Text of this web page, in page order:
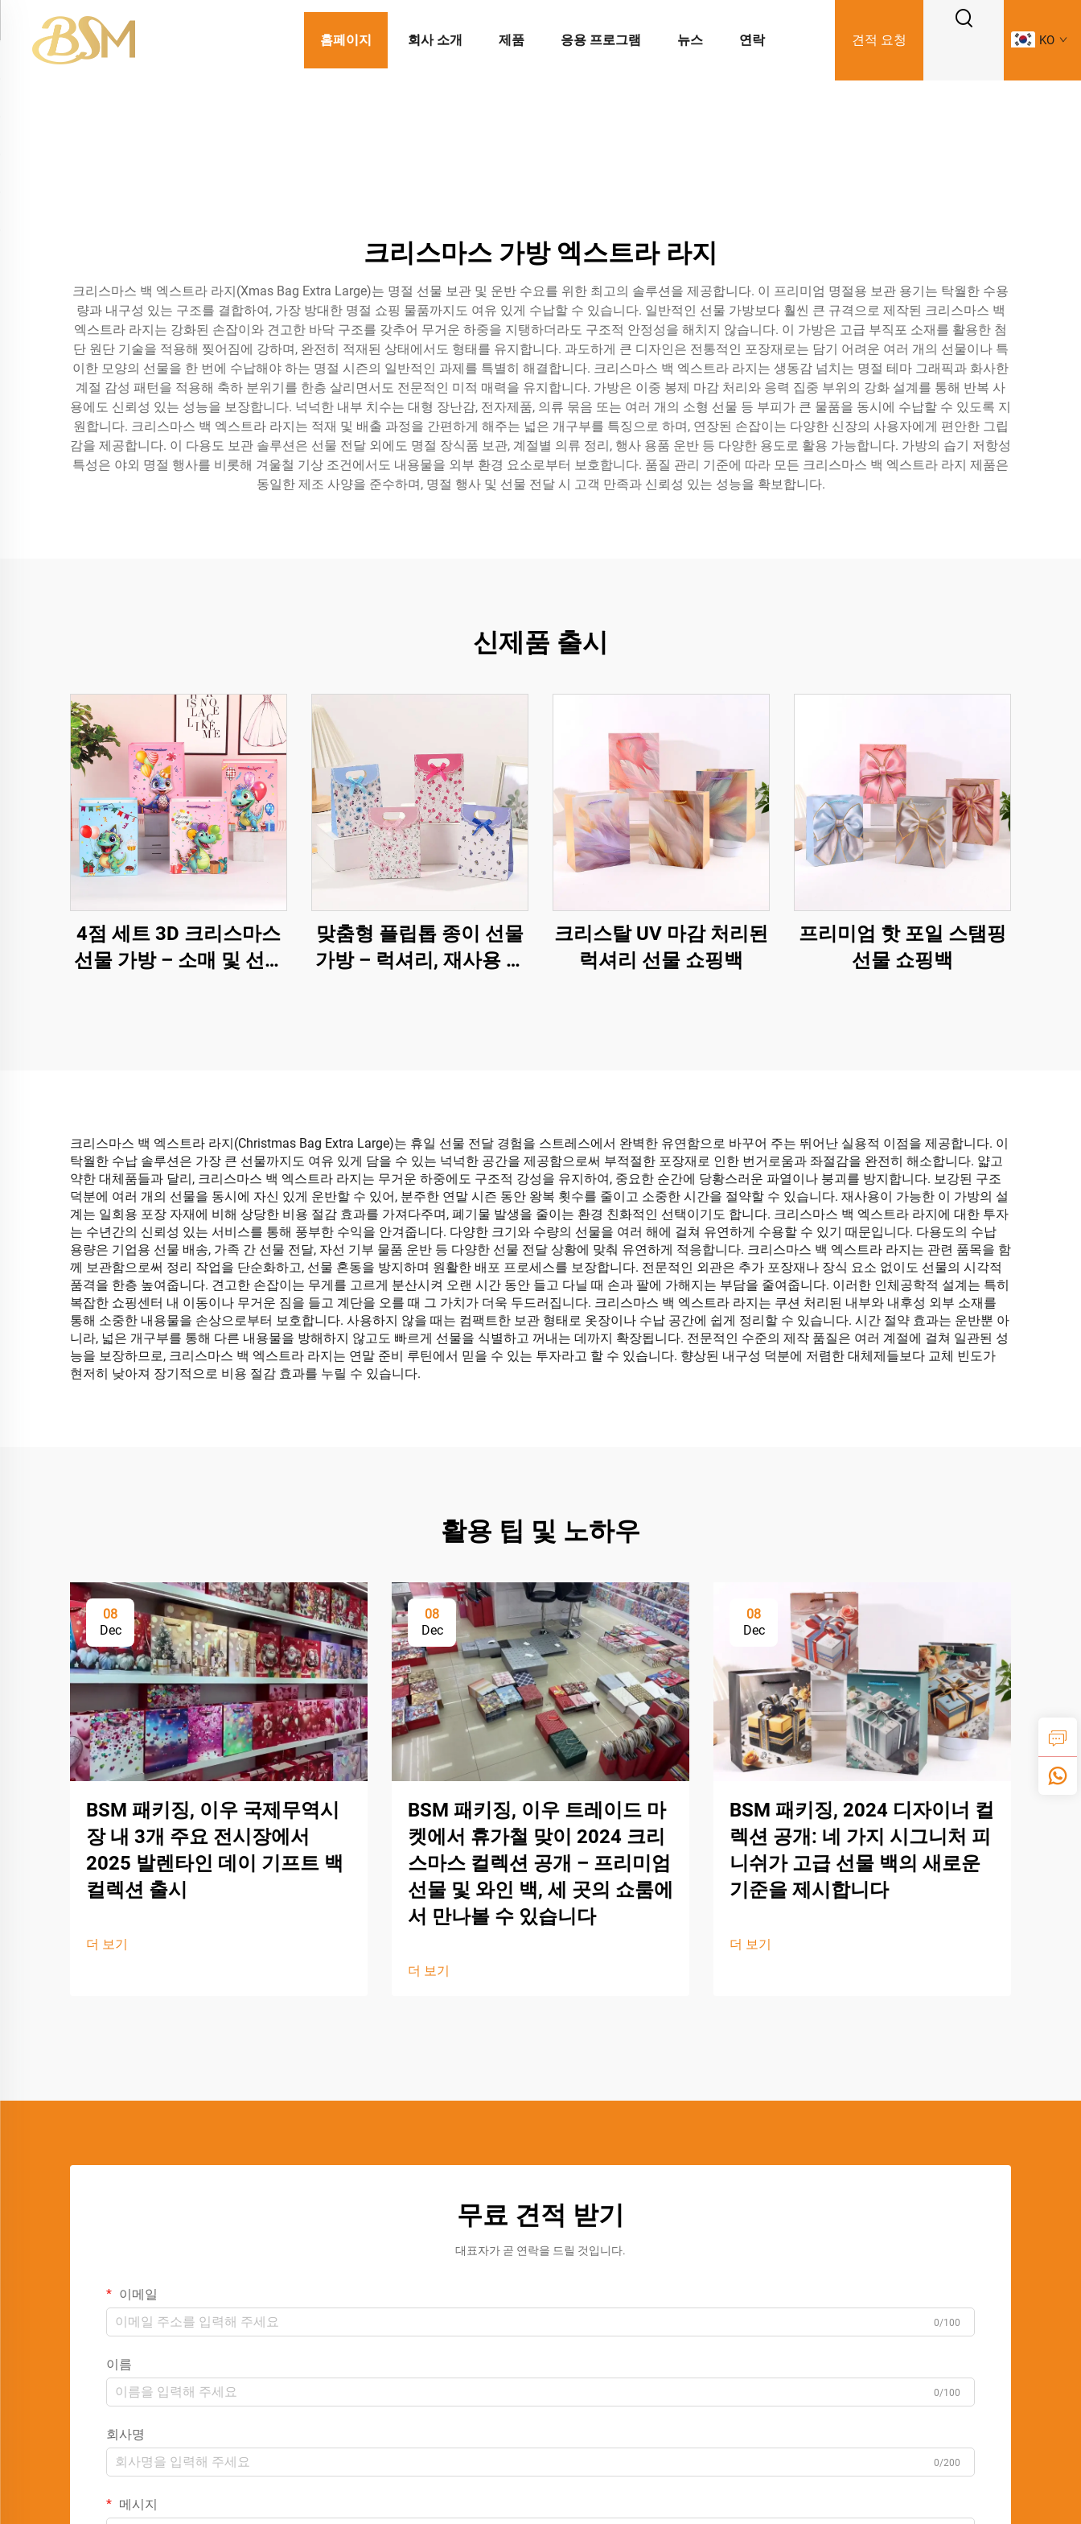
홈페이지 회사 소개 제품 응용 프로그램 뉴스 연락 견적 요청 KO
크리스마스 가방 엑스트라 라지
크리스마스 백 엑스트라 라지(Xmas Bag Extra Large)는 명절 선물 보관 및 운반 수요를 위한 최고의 솔루션을 제공합니다. 이 프리미엄 명절용 보관 용기는 탁월한 수용
량과 내구성 있는 구조를 결합하여, 가장 방대한 명절 쇼핑 물품까지도 여유 있게 수납할 수 있습니다. 일반적인 선물 가방보다 훨씬 큰 규격으로 제작된 크리스마스 백
엑스트라 라지는 강화된 손잡이와 견고한 바닥 구조를 갖추어 무거운 하중을 지탱하더라도 구조적 안정성을 해치지 않습니다. 이 가방은 고급 부직포 소재를 활용한 첨
단 원단 기술을 적용해 찢어짐에 강하며, 완전히 적재된 상태에서도 형태를 유지합니다. 과도하게 큰 디자인은 전통적인 포장재로는 담기 어려운 여러 개의 선물이나 특
이한 모양의 선물을 한 번에 수납해야 하는 명절 시즌의 일반적인 과제를 특별히 해결합니다. 크리스마스 백 엑스트라 라지는 생동감 넘치는 명절 테마 그래픽과 화사한
계절 감성 패턴을 적용해 축하 분위기를 한층 살리면서도 전문적인 미적 매력을 유지합니다. 가방은 이중 봉제 마감 처리와 응력 집중 부위의 강화 설계를 통해 반복 사
용에도 신뢰성 있는 성능을 보장합니다. 넉넉한 내부 치수는 대형 장난감, 전자제품, 의류 묶음 또는 여러 개의 소형 선물 등 부피가 큰 물품을 동시에 수납할 수 있도록 지
원합니다. 크리스마스 백 엑스트라 라지는 적재 및 배출 과정을 간편하게 해주는 넓은 개구부를 특징으로 하며, 연장된 손잡이는 다양한 신장의 사용자에게 편안한 그립
감을 제공합니다. 이 다용도 보관 솔루션은 선물 전달 외에도 명절 장식품 보관, 계절별 의류 정리, 행사 용품 운반 등 다양한 용도로 활용 가능합니다. 가방의 습기 저항성
특성은 야외 명절 행사를 비롯해 겨울철 기상 조건에서도 내용물을 외부 환경 요소로부터 보호합니다. 품질 관리 기준에 따라 모든 크리스마스 백 엑스트라 라지 제품은
동일한 제조 사양을 준수하며, 명절 행사 및 선물 전달 시 고객 만족과 신뢰성 있는 성능을 확보합니다.
신제품 출시
4점 세트 3D 크리스마스
선물 가방 – 소매 및 선물
맞춤형 플립톱 종이 선물
가방 – 럭셔리, 재사용 가
크리스탈 UV 마감 처리된
럭셔리 선물 쇼핑백
프리미엄 핫 포일 스탬핑
선물 쇼핑백
크리스마스 백 엑스트라 라지(Christmas Bag Extra Large)는 휴일 선물 전달 경험을 스트레스에서 완벽한 유연함으로 바꾸어 주는 뛰어난 실용적 이점을 제공합니다. 이
탁월한 수납 솔루션은 가장 큰 선물까지도 여유 있게 담을 수 있는 넉넉한 공간을 제공함으로써 부적절한 포장재로 인한 번거로움과 좌절감을 완전히 해소합니다. 얇고
약한 대체품들과 달리, 크리스마스 백 엑스트라 라지는 무거운 하중에도 구조적 강성을 유지하여, 중요한 순간에 당황스러운 파열이나 붕괴를 방지합니다. 보강된 구조
덕분에 여러 개의 선물을 동시에 자신 있게 운반할 수 있어, 분주한 연말 시즌 동안 왕복 횟수를 줄이고 소중한 시간을 절약할 수 있습니다. 재사용이 가능한 이 가방의 설
계는 일회용 포장 자재에 비해 상당한 비용 절감 효과를 가져다주며, 폐기물 발생을 줄이는 환경 친화적인 선택이기도 합니다. 크리스마스 백 엑스트라 라지에 대한 투자
는 수년간의 신뢰성 있는 서비스를 통해 풍부한 수익을 안겨줍니다. 다양한 크기와 수량의 선물을 여러 해에 걸쳐 유연하게 수용할 수 있기 때문입니다. 다용도의 수납
용량은 기업용 선물 배송, 가족 간 선물 전달, 자선 기부 물품 운반 등 다양한 선물 전달 상황에 맞춰 유연하게 적응합니다. 크리스마스 백 엑스트라 라지는 관련 품목을 함
께 보관함으로써 정리 작업을 단순화하고, 선물 혼동을 방지하며 원활한 배포 프로세스를 보장합니다. 전문적인 외관은 추가 포장재나 장식 요소 없이도 선물의 시각적
품격을 한층 높여줍니다. 견고한 손잡이는 무게를 고르게 분산시켜 오랜 시간 동안 들고 다닐 때 손과 팔에 가해지는 부담을 줄여줍니다. 이러한 인체공학적 설계는 특히
복잡한 쇼핑센터 내 이동이나 무거운 짐을 들고 계단을 오를 때 그 가치가 더욱 두드러집니다. 크리스마스 백 엑스트라 라지는 쿠션 처리된 내부와 내후성 외부 소재를
통해 소중한 내용물을 손상으로부터 보호합니다. 사용하지 않을 때는 컴팩트한 보관 형태로 옷장이나 수납 공간에 쉽게 정리할 수 있습니다. 시간 절약 효과는 운반뿐 아
니라, 넓은 개구부를 통해 다른 내용물을 방해하지 않고도 빠르게 선물을 식별하고 꺼내는 데까지 확장됩니다. 전문적인 수준의 제작 품질은 여러 계절에 걸쳐 일관된 성
능을 보장하므로, 크리스마스 백 엑스트라 라지는 연말 준비 루틴에서 믿을 수 있는 투자라고 할 수 있습니다. 향상된 내구성 덕분에 저렴한 대체제들보다 교체 빈도가
현저히 낮아져 장기적으로 비용 절감 효과를 누릴 수 있습니다.
활용 팁 및 노하우
08
Dec
BSM 패키징, 이우 국제무역시
장 내 3개 주요 전시장에서
2025 발렌타인 데이 기프트 백
컬렉션 출시
더 보기
08
Dec
BSM 패키징, 이우 트레이드 마
켓에서 휴가철 맞이 2024 크리
스마스 컬렉션 공개 – 프리미엄
선물 및 와인 백, 세 곳의 쇼룸에
서 만나볼 수 있습니다
더 보기
08
Dec
BSM 패키징, 2024 디자이너 컬
렉션 공개: 네 가지 시그니처 피
니쉬가 고급 선물 백의 새로운
기준을 제시합니다
더 보기
무료 견적 받기
대표자가 곧 연락을 드릴 것입니다.
이메일
0/100
이름
0/100
회사명
0/200
메시지